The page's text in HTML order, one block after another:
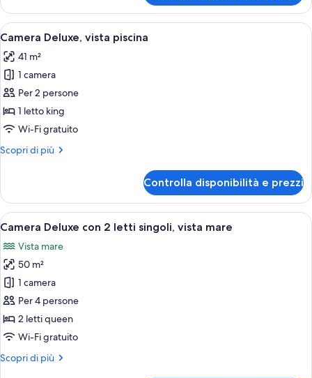
Signature,
vista
mare
Apri
tutte
le
foto
per
Camera
Deluxe,
piscina
Una camera da letto moderna con
9
Camera Deluxe, vista piscina
41 m²
1 camera
Per 2 persone
1 letto king
Wi-Fi gratuito
Scopri di più
Altri
Deluxe,
vista
piscina
Controlla disponibilità e prezzi
Apri
tutte
le
foto
per
Camera
Deluxe
con
letti
Un balcone con due sedie in vimini,
8
Camera Deluxe con 2 letti singoli, vista mare
Vista mare
50 m²
1 camera
Per 4 persone
2 letti queen
Wi-Fi gratuito
Scopri di più
Altri